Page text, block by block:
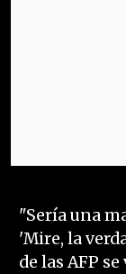
"Sería una
'Mire, la
de las AFP